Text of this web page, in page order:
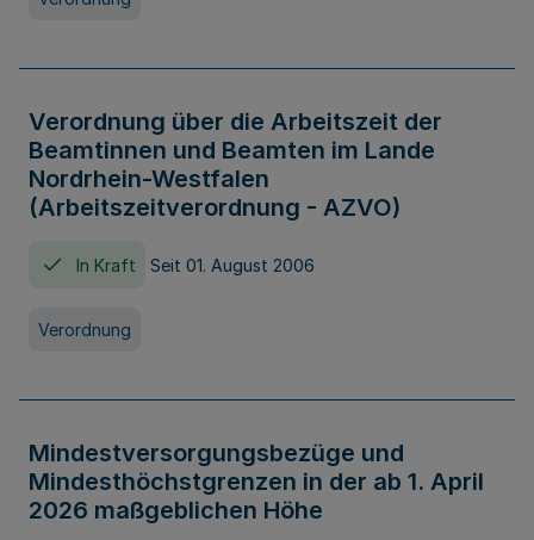
Verordnung über die Arbeitszeit der
Beamtinnen und Beamten im Lande
Nordrhein-Westfalen
(Arbeitszeitverordnung - AZVO)
In Kraft Seit 01. August 2006
Verordnung
Mindestversorgungsbezüge und
Mindesthöchstgrenzen in der ab 1. April
2026 maßgeblichen Höhe